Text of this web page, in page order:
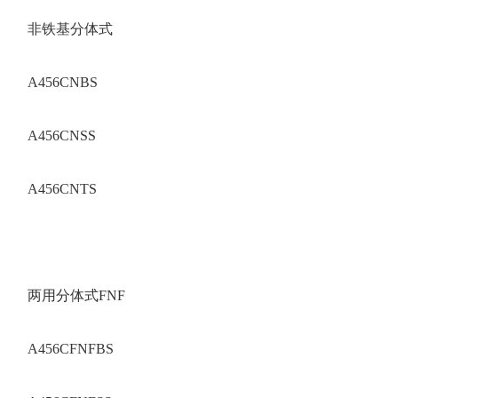
非铁基分体式
A456CNBS
A456CNSS
A456CNTS
两用分体式FNF
A456CFNFBS